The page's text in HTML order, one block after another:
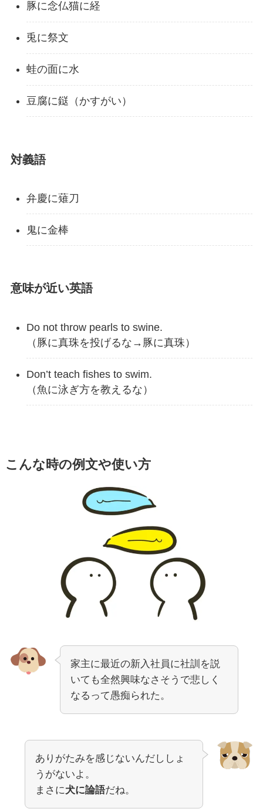
豚に念仏猫に経
兎に祭文
蛙の面に水
豆腐に鎹（かすがい）
対義語
弁慶に薙刀
鬼に金棒
意味が近い英語
Do not throw pearls to swine.
（豚に真珠を投げるな→豚に真珠）
Don’t teach fishes to swim.
（魚に泳ぎ方を教えるな）
こんな時の例文や使い方
家主に最近の新入社員に社訓を説
いても全然興味なさそうで悲しく
なるって愚痴られた。
ありがたみを感じないんだししょ
うがないよ。
まさに犬に論語だね。